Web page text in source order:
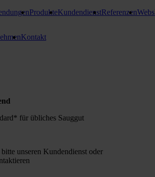
ProdukteKundendienstReferenzen
Kontakt
Ø
leitfähig
für übliches Sauggut
unseren Kundendienst oder